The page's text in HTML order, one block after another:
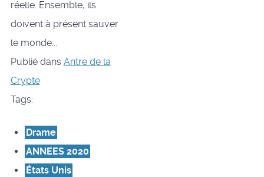
réelle. Ensemble, ils
doivent à présent sauver
le monde...
Publié dans Antre de la
Crypte
Tags:
Drame
ANNEES 2020
États Unis